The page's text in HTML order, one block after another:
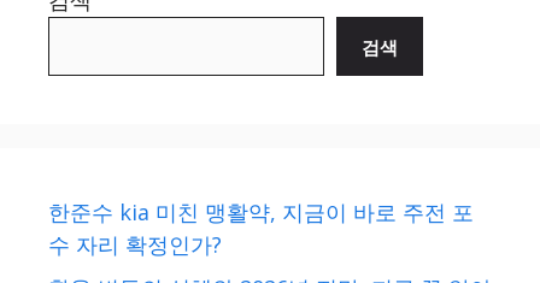
검색
한준수 kia 미친 맹활약, 지금이 바로 주전 포
수 자리 확정인가?